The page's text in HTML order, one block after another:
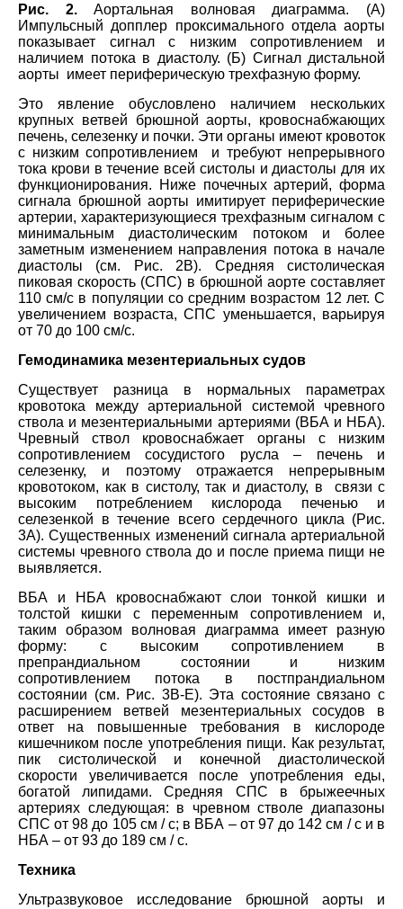
Рис. 2.Аортальная волновая диаграмма. (A)
Импульсный допплер проксимального отдела аорты
показывает сигнал с низким сопротивлением и
наличием потока в диастолу. (Б) Сигнал дистальной
аорты имеет периферическую трехфазную форму.
Это явление обусловлено наличием нескольких
крупных ветвей брюшной аорты, кровоснабжающих
печень, селезенку и почки. Эти органы имеют кровоток
с низким сопротивлением и требуют непрерывного
тока крови в течение всей систолы и диастолы для их
функционирования. Ниже почечных артерий, форма
сигнала брюшной аорты имитирует периферические
артерии, характеризующиеся трехфазным сигналом с
минимальным диастолическим потоком и более
заметным изменением направления потока в начале
диастолы (см. Рис. 2B). Средняя систолическая
пиковая скорость (СПС) в брюшной аорте составляет
110 см/с в популяции со средним возрастом 12 лет. С
увеличением возраста, СПС уменьшается, варьируя
от 70 до 100 см/с.
Гемодинамика мезентериальных судов
Существует разница в нормальных параметрах
кровотока между артериальной системой чревного
ствола и мезентериальными артериями (ВБА и НБА).
Чревный ствол кровоснабжает органы с низким
сопротивлением сосудистого русла – печень и
селезенку, и поэтому отражается непрерывным
кровотоком, как в систолу, так и диастолу, в связи с
высоким потреблением кислорода печенью и
селезенкой в течение всего сердечного цикла (Рис.
3А). Существенных изменений сигнала артериальной
системы чревного ствола до и после приема пищи не
выявляется.
ВБА и НБА кровоснабжают слои тонкой кишки и
толстой кишки с переменным сопротивлением и,
таким образом волновая диаграмма имеет разную
форму: с высоким сопротивлением в
препрандиальном состоянии и низким
сопротивлением потока в постпрандиальном
состоянии (см. Рис. 3B-Е). Эта состояние связано с
расширением ветвей мезентериальных сосудов в
ответ на повышенные требования в кислороде
кишечником после употребления пищи. Как результат,
пик систолической и конечной диастолической
скорости увеличивается после употребления еды,
богатой липидами. Средняя СПС в брыжеечных
артериях следующая: в чревном стволе диапазоны
СПС от 98 до 105 см / с; в ВБА – от 97 до 142 см / с и в
НБА – от 93 до 189 см / с.
Техника
Ультразвуковое исследование брюшной аорты и